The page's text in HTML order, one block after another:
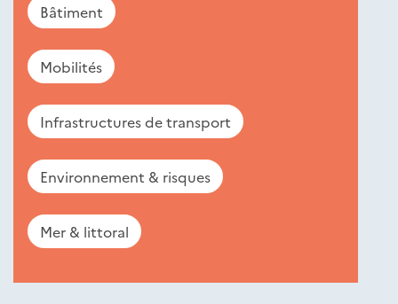
Bâtiment
Mobilités
Infrastructures de transport
Environnement & risques
Mer & littoral